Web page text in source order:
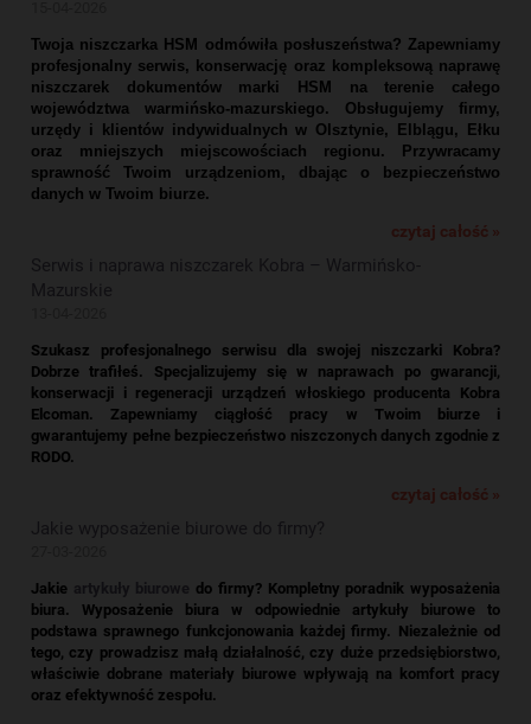
Twoja niszczarka HSM odmówiła posłuszeństwa? Zapewniamy
profesjonalny serwis, konserwację oraz kompleksową naprawę
niszczarek dokumentów marki HSM na terenie całego
województwa warmińsko-mazurskiego. Obsługujemy firmy,
urzędy i klientów indywidualnych w Olsztynie, Elblągu, Ełku
oraz mniejszych miejscowościach regionu. Przywracamy
sprawność Twoim urządzeniom, dbając o bezpieczeństwo
danych w Twoim biurze.
czytaj całość »
Serwis i naprawa niszczarek Kobra – Warmińsko-
Mazurskie
Szukasz profesjonalnego serwisu dla swojej niszczarki Kobra?
Dobrze trafiłeś. Specjalizujemy się w naprawach po gwarancji,
konserwacji i regeneracji urządzeń włoskiego producenta Kobra
Elcoman. Zapewniamy ciągłość pracy w Twoim biurze i
gwarantujemy pełne bezpieczeństwo niszczonych danych zgodnie z
RODO.
czytaj całość »
Jakie wyposażenie biurowe do firmy?
Jakie artykuły biurowe do firmy? Kompletny poradnik wyposażenia
biura. Wyposażenie biura w odpowiednie artykuły biurowe to
podstawa sprawnego funkcjonowania każdej firmy. Niezależnie od
tego, czy prowadzisz małą działalność, czy duże przedsiębiorstwo,
właściwie dobrane materiały biurowe wpływają na komfort pracy
oraz efektywność zespołu.